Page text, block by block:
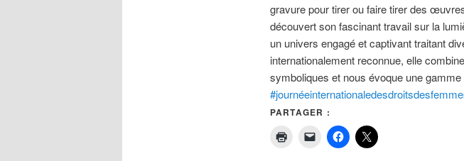
gravure pour tirer ou faire tirer des
découvert son fascinant travail sur la
un univers engagé et captivant traitant
internationalement reconnue, elle
symboliques et nous évoque une gamme
PARTAGER :